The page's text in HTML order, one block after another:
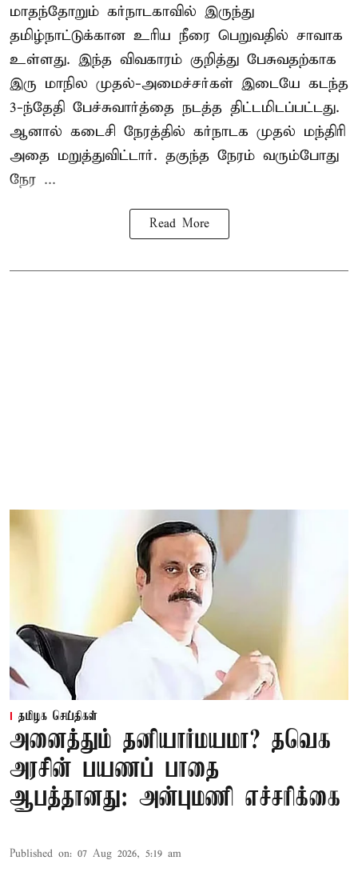
மாதந்தோறும் கர்நாடகாவில் இருந்து
தமிழ்நாட்டுக்கான உரிய நீரை பெறுவதில் சாவாக
உள்ளது. இந்த விவகாரம் குறித்து பேசுவதற்காக
இரு மாநில முதல்-அமைச்சர்கள் இடையே கடந்த
3-ந்தேதி பேச்சுவார்த்தை நடத்த திட்டமிடப்பட்டது.
ஆனால் கடைசி நேரத்தில் கர்நாடக முதல் மந்திரி
அதை மறுத்துவிட்டார். தகுந்த நேரம் வரும்போது
நேர ...
Read More
தமிழக செய்திகள்
அனைத்தும் தனியார்மயமா? தவெக
அரசின் பயணப் பாதை
ஆபத்தானது: அன்புமணி எச்சரிக்கை
Published on: 07 Aug 2026, 5:19 am